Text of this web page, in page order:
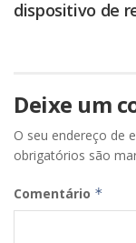
dispositivo de
Deixe um
O seu endereço de
obrigatórios são
Comentário *